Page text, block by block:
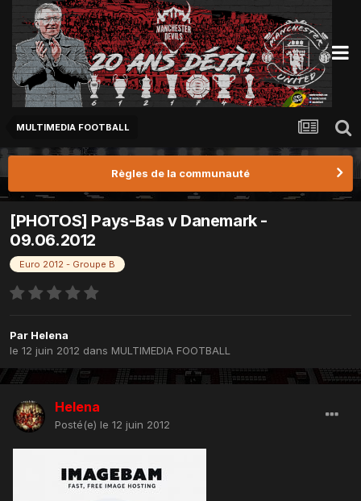
MULTIMEDIA FOOTBALL
Règles de la communauté
[PHOTOS] Pays-Bas v Danemark -
09.06.2012
Euro 2012 - Groupe B
Par Helena
le 12 juin 2012 dans MULTIMEDIA FOOTBALL
Helena
Posté(e) le 12 juin 2012